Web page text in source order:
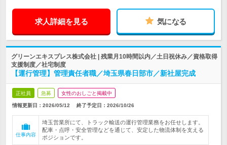
求人詳細を見る 気になる
グリーンエキスプレス株式会社 | 残業月10時間以内／土日祝休み／資格取得
支援制度／社宅制度
【運行管理】管理責任者職／埼玉県春日部市／新社屋完成
正社員 急募 女性のおしごと掲載中
情報更新日：2026/05/12 終了予定日： 2026/10/26
仕事内容
埼玉営業所にて、トラック輸送の運行管理業務をお任せします。
配車・点呼・安全管理などを通じて、安定した物流体制を支える
ポジションです。